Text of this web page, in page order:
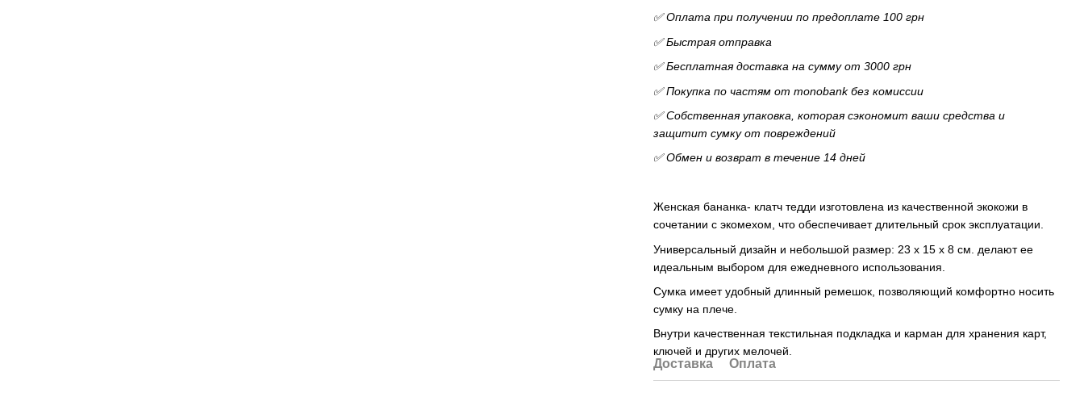
✅ Оплата при получении по предоплате 100 грн
✅ Быстрая отправка
✅ Бесплатная доставка на сумму от 3000 грн
✅ Покупка по частям от monobank без комиссии
✅ Собственная упаковка, которая сэкономит ваши средства и
защитит сумку от повреждений
✅ Обмен и возврат в течение 14 дней
Женская бананка- клатч тедди изготовлена ​​из качественной экокожи в
сочетании с экомехом, что обеспечивает длительный срок эксплуатации.
Универсальный дизайн и небольшой размер: 23 х 15 х 8 см. делают ее
идеальным выбором для ежедневного использования.
Сумка имеет удобный длинный ремешок, позволяющий комфортно носить
сумку на плече.
Внутри качественная текстильная подкладка и карман для хранения карт,
ключей и других мелочей.
Доставка Оплата